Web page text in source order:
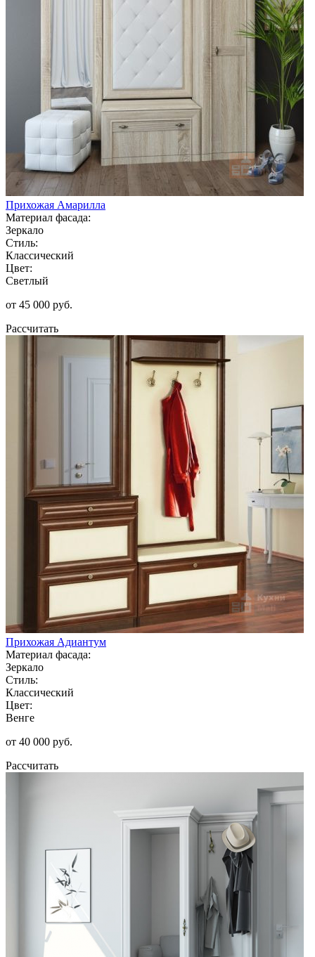
Прихожая Амарилла
Материал фасада:
Зеркало
Стиль:
Классический
Цвет:
Светлый
от 45 000 руб.
Рассчитать
Прихожая Адиантум
Материал фасада:
Зеркало
Стиль:
Классический
Цвет:
Венге
от 40 000 руб.
Рассчитать